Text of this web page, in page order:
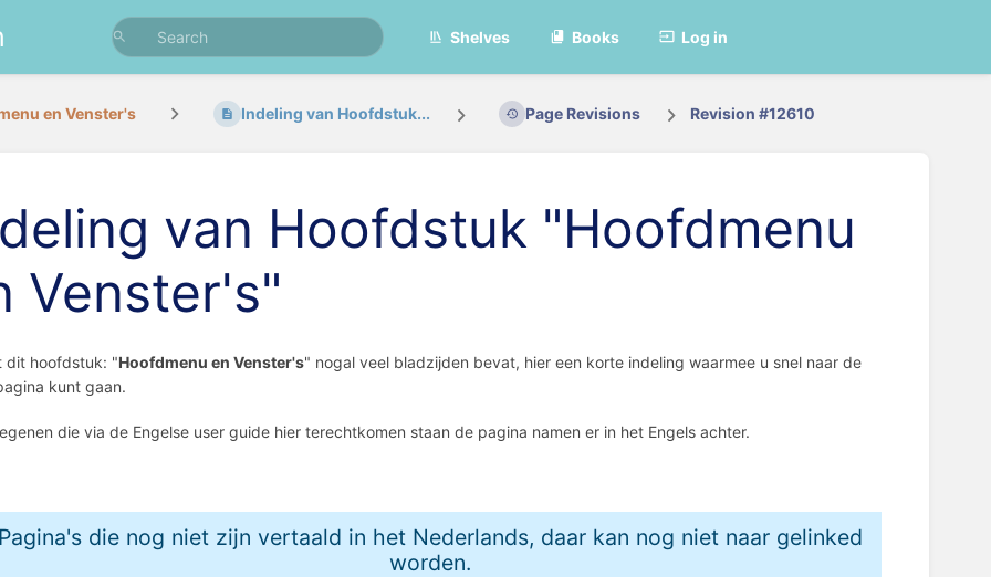
Shelves Books Log in
en Venster's Indeling van Hoofdstuk... Page Revisions Revision #12610
van Hoofdstuk "Hoofdmenu
Venster's"
dit hoofdstuk: "Hoofdmenu en Venster's" nogal veel bladzijden bevat, hier een korte indeling waarmee u snel naar de
kunt gaan.
die via de Engelse user guide hier terechtkomen staan de pagina namen er in het Engels achter.
die nog niet zijn vertaald in het Nederlands, daar kan nog niet naar gelinked
worden.